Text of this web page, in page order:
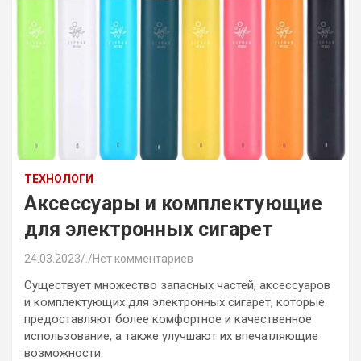
ТЕХНОЛОГИ
Аксессуары и комплектующие
для электронных сигарет
24.03.2023 Нет комментариев
Существует множество запасных частей, аксессуаров
и комплектующих для электронных сигарет, которые
предоставляют более комфортное и качественное
использование, а также улучшают их впечатляющие
возможности.